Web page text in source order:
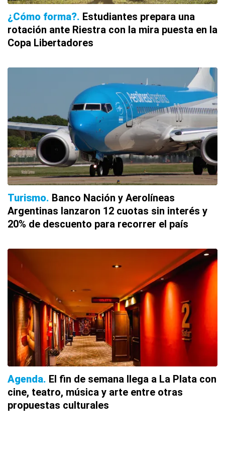
¿Cómo forma? Estudiantes prepara una
rotación ante Riestra con la mira puesta en la
Copa Libertadores
Turismo Banco Nación y Aerolíneas
Argentinas lanzaron 12 cuotas sin interés y
20% de descuento para recorrer el país
Agenda El fin de semana llega a La Plata con
cine, teatro, música y arte entre otras
propuestas culturales